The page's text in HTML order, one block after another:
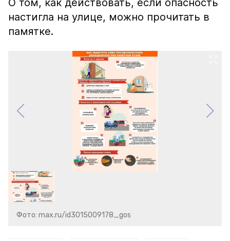
О том, как действовать, если опасность
настигла на улице, можно прочитать в
памятке.
Фото: max.ru/id3015009178_gos